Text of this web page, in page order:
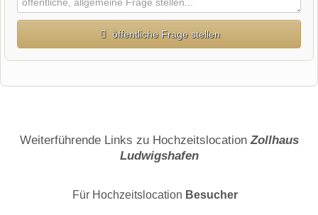
öffentliche Frage stellen
E-Mail-Adresse (wird nicht veröffentlicht)
Weiterführende Links zu Hochzeitslocation Zollhaus
Ludwigshafen
Für Hochzeitslocation Besucher